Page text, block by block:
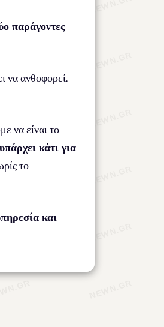
παράγοντες
να ανθοφορεί.
να είναι το
κάτι για
το
και